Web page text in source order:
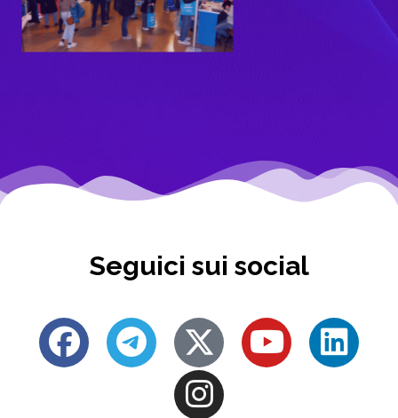
Seguici sui social